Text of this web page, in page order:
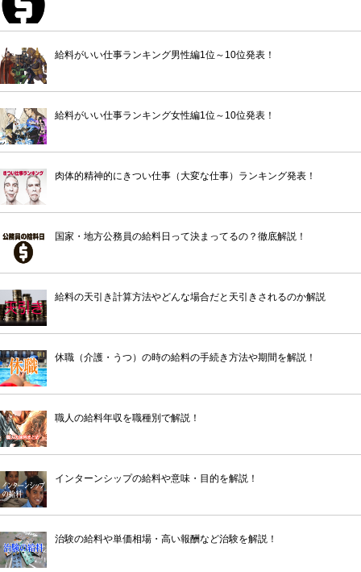
給料がいい仕事ランキング男性編1位～10位発表！
給料がいい仕事ランキング女性編1位～10位発表！
肉体的精神的にきつい仕事（大変な仕事）ランキング発表！
国家・地方公務員の給料日って決まってるの？徹底解説！
給料の天引き計算方法やどんな場合だと天引きされるのか解説
休職（介護・うつ）の時の給料の手続き方法や期間を解説！
職人の給料年収を職種別で解説！
インターンシップの給料や意味・目的を解説！
治験の給料や単価相場・高い報酬など治験を解説！